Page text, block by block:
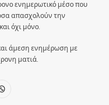
ενημερωτικό μέσο που
απασχολούν την
όχι μόνο.
άμεση ενημέρωση με
ματιά.
WhatsApp